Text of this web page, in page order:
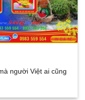
người Việt ai cũng